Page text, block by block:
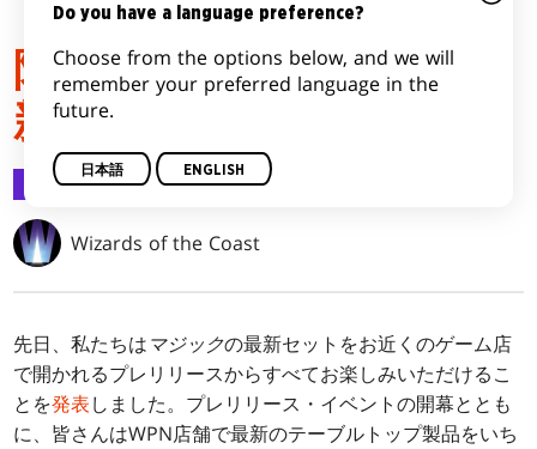
『エルドレインの森』以
降の製品販売に関する更
新
お知らせ 2023/09/05
Wizards of the Coast
先日、私たちはマジックの最新セットをお近くのゲーム店
で開かれるプレリリースからすべてお楽しみいただけるこ
とを発表しました。プレリリース・イベントの開幕ととも
に、皆さんはWPN店舗で最新のテーブルトップ製品をいち
Do you have a language preference?
Choose from the options below, and we will
remember your preferred language in the
future.
日本語 ENGLISH